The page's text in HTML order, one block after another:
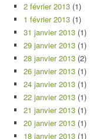
2 février 2013 (1)
1 février 2013 (1)
31 janvier 2013 (1)
29 janvier 2013 (1)
28 janvier 2013 (2)
26 janvier 2013 (1)
24 janvier 2013 (1)
22 janvier 2013 (1)
21 janvier 2013 (1)
20 janvier 2013 (1)
18 janvier 2013 (1)